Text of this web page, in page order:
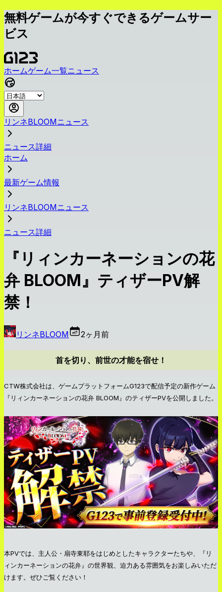
無料ゲームが今すぐできるゲームサー
ビス
ホームゲーム一覧ニュース
リンネBLOOMニュース
ニュース詳細
ホーム
最新ゲーム情報
リンネBLOOMニュース
ニュース詳細
『リィンカーネーションの花
弁 BLOOM』ティザーPV解
禁！
リンネBLOOM 2ヶ月前
首を切り、前世の才能を宿せ！
CTW株式会社は、ゲームプラットフォームG123で配信予定の新作ゲーム
『リィンカーネーションの花弁 BLOOM』のティザーPVを公開しました。
本PVでは、主人公・扇寺東耶をはじめとしたキャラクターたちや、『リ
ィンカーネーションの花弁』の世界観、迫力ある雰囲気をお楽しみいただ
けます。ぜひご覧ください！